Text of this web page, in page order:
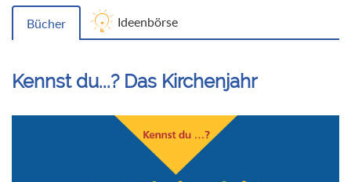
Bücher Ideenbörse
Kennst du...? Das Kirchenjahr